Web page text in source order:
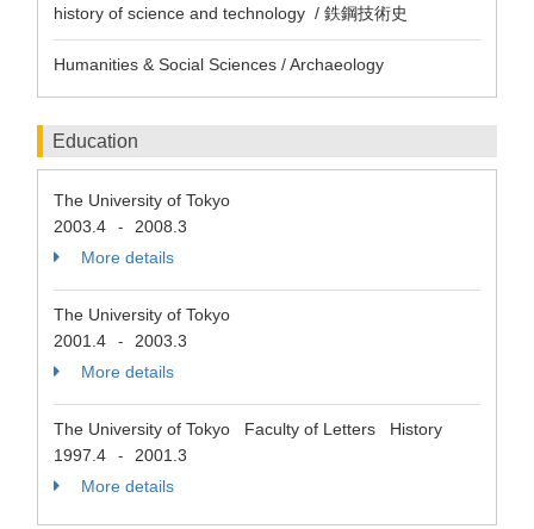
history of science and technology / 鉄鋼技術史
Humanities & Social Sciences / Archaeology
Education
The University of Tokyo
2003.4
-
2008.3
More details
The University of Tokyo
2001.4
-
2003.3
More details
The University of Tokyo Faculty of Letters History
1997.4
-
2001.3
More details